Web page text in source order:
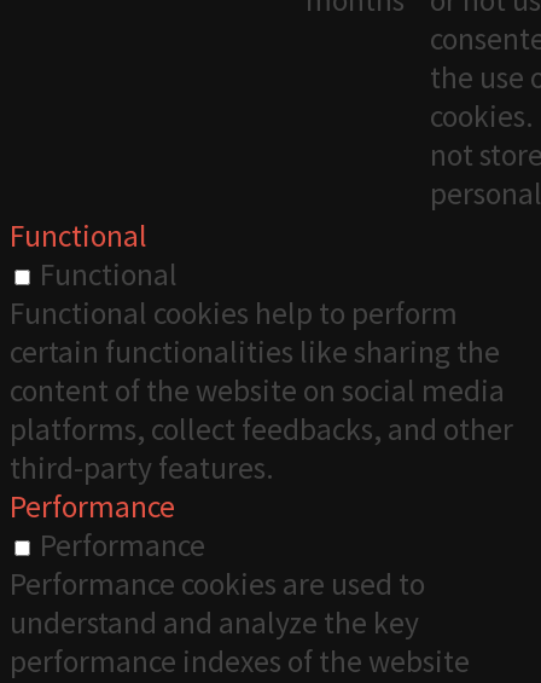
the use
not
Functional
Functional
Functional cookies help to perform
certain functionalities like sharing the
content of the website on social media
platforms, collect feedbacks, and other
third-party features.
Performance
Performance
Performance cookies are used to
understand and analyze the key
performance indexes of the website